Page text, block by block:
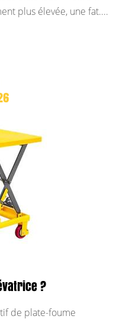
plus élevée, une fat....
?
de plate-foume